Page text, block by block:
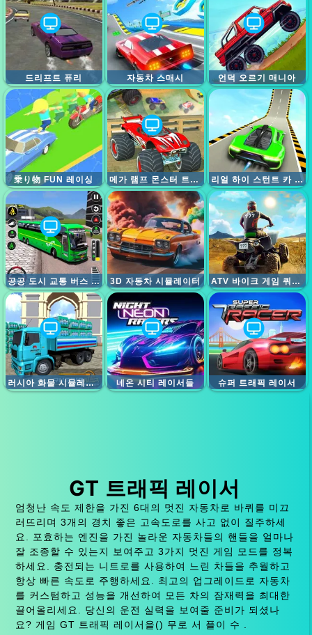
드리프트 퓨리 자동차 스매시 언덕 오르기 매니아
乗り物 FUN 레이싱 메가 램프 몬스터 트럭 레이스 리얼 하이 스턴트 카 익스트림
공공 도시 교통 버스 시뮬레이터 3D 자동차 시뮬레이터 ATV 바이크 게임 쿼드 오프로드에 오신 것을 환영합니다.
러시아 화물 시뮬레이터 네온 시티 레이서들 슈퍼 트래픽 레이서
GT 트래픽 레이서
엄청난 속도 제한을 가진 6대의 멋진 자동차로 바퀴를 미끄
러뜨리며 3개의 경치 좋은 고속도로를 사고 없이 질주하세
요. 포효하는 엔진을 가진 놀라운 자동차들의 핸들을 얼마나
잘 조종할 수 있는지 보여주고 3가지 멋진 게임 모드를 정복
하세요. 충전되는 니트로를 사용하여 느린 차들을 추월하고
항상 빠른 속도로 주행하세요. 최고의 업그레이드로 자동차
를 커스텀하고 성능을 개선하여 모든 차의 잠재력을 최대한
끌어올리세요. 당신의 운전 실력을 보여줄 준비가 되셨나
요? 게임 GT 트래픽 레이서을() 무로 서 플이 수 .